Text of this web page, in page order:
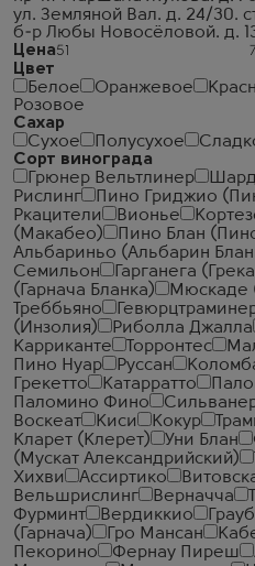
ул. Земляной Вал. д. 24/30.
б-р Любы Новосёловой. д.
Цена
Цвет
Белое
Оранжевое
Розовое
Сахар
Сухое
Полусухое
Сорт винограда
Грюнер Вельтлинер
Рислинг
Пино Гриджио
Ркацители
Вионье
(Макабео)
Пино Блан
Альбариньо (Альбарин
Семильон
Гарганега
(Гарнача Бланка)
Мюскаде
Треббьяно
(Инзолия)
Риболла Джалла
Карриканте
Торронтес
Пино Нуар
Руссан
Грекетто
Катарратто
Паломино Фино
Воскеат
Киси Кокур
Кларет (Клерет)
Уни Блан
(Мускат Александрийский)
Хихви
Ассиртико
Вельшрислинг
Верначча
Фурминт
Вердиккио
(Гарнача)
Гро Мансан
Пекорино
Фернау Пиреш